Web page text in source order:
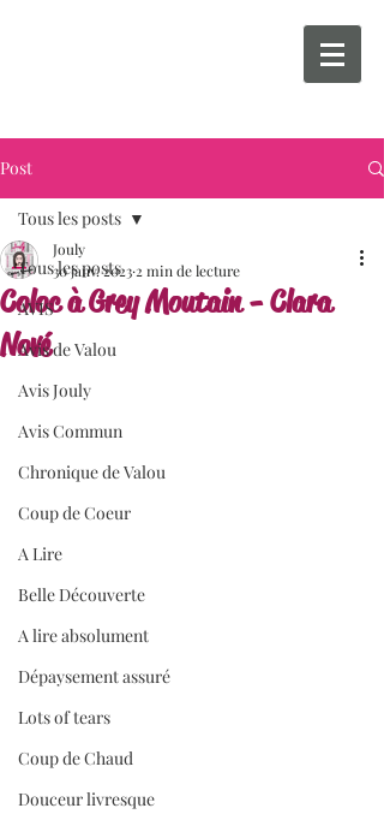
Post
Tous les posts
AVIS
Avis de Valou
Avis Jouly
Avis Commun
Chronique de Valou
Coup de Coeur
A Lire
Belle Découverte
A lire absolument
Dépaysement assuré
Lots of tears
Coup de Chaud
Douceur livresque
Tous les posts
Coloc à Grey Moutain - Clara
Nové
Jouly
30 janv. 2023 2 min de lecture